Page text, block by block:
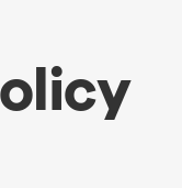
o icy